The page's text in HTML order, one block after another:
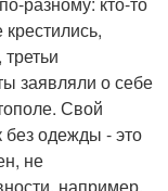
заявляли о себе
Свой
без одежды - это
не
например,